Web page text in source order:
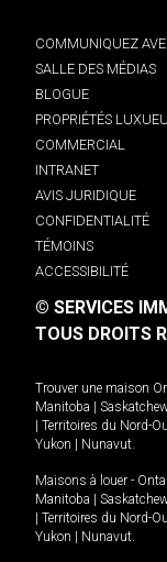
COMMUNIQUEZ
SALLE DES MÉDIAS
BLOGUE
PROPRIÉTÉS
COMMERCIAL
INTRANET
AVIS JURIDIQUE
CONFIDENTIALITÉ
TÉMOINS
ACCESSIBILITÉ
© SERVICES
TOUS DROITS
Trouver une maison
Manitoba
Territoires du Nord-
Yukon
Nunavut.
Maisons à louer -
Manitoba
Territoires du Nord-
Yukon
Nunavut.